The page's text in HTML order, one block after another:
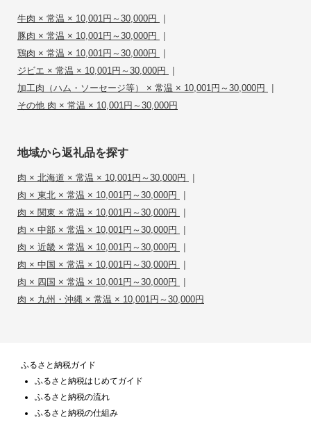
牛肉 × 常温 × 10,001円～30,000円 |
豚肉 × 常温 × 10,001円～30,000円 |
鶏肉 × 常温 × 10,001円～30,000円 |
ジビエ × 常温 × 10,001円～30,000円 |
加工肉（ハム・ソーセージ等） × 常温 × 10,001円～30,000円 |
その他 肉 × 常温 × 10,001円～30,000円
地域から返礼品を探す
肉 × 北海道 × 常温 × 10,001円～30,000円 |
肉 × 東北 × 常温 × 10,001円～30,000円 |
肉 × 関東 × 常温 × 10,001円～30,000円 |
肉 × 中部 × 常温 × 10,001円～30,000円 |
肉 × 近畿 × 常温 × 10,001円～30,000円 |
肉 × 中国 × 常温 × 10,001円～30,000円 |
肉 × 四国 × 常温 × 10,001円～30,000円 |
肉 × 九州・沖縄 × 常温 × 10,001円～30,000円
ふるさと納税ガイド
ふるさと納税はじめてガイド
ふるさと納税の流れ
ふるさと納税の仕組み